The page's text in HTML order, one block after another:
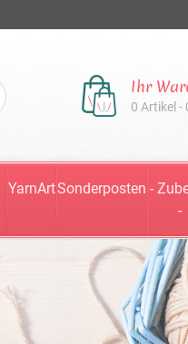
Ihr
0 Artikel -
YarnArtSonderposten -
-